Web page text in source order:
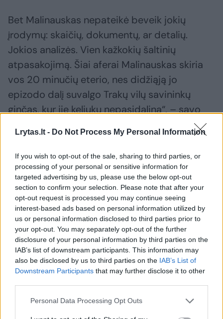
Lrytas.lt - Do Not Process My Personal Information
If you wish to opt-out of the sale, sharing to third parties, or
processing of your personal or sensitive information for
targeted advertising by us, please use the below opt-out
section to confirm your selection. Please note that after your
opt-out request is processed you may continue seeing
interest-based ads based on personal information utilized by
us or personal information disclosed to third parties prior to
your opt-out. You may separately opt-out of the further
disclosure of your personal information by third parties on the
IAB’s list of downstream participants. This information may
also be disclosed by us to third parties on the IAB’s List of
Downstream Participants that may further disclose it to other
Personal Data Processing Opt Outs
Bet Malinauskas nepateikė beveik jokių
įrodymų: skaičių, dokumentų, ar detalių.
Jokios analizės. Vien kažkokių šaltinių
atpasakojimą. Šiai aferai Malinauskas skiria
vos 20 minučių eterio, nes didžiąją jo
epizodo dalį suvalgo Trakų vilų savininkų
ginčas, kur jie keliuku nepasidalina“, – savo
Jis taip retoriškai klausė, „ar taip elgiasi
žurnalistas, atradęs vieną didžiausių skandalų
nepriklausomoje Lietuvoje?“
L. Ramonas tęsė, kad pačioje pradžioje S.
Malinauskas „skundžiasi, kad krenta jo kanalo
peržiūros, ir reikalauja žiūrėti jo video – kitu
atveju grasina rečiau juos kelti. Vėliau